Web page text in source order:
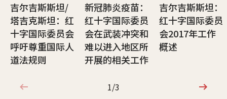
吉尔吉斯斯坦/
塔吉克斯坦：红
十字国际委员会
呼吁尊重国际人
道法规则
新冠肺炎疫苗：
红十字国际委员
会在武装冲突和
难以进入地区所
开展的相关工作
吉尔吉斯斯坦：
红十字国际委员
会2017年工作
概述
1/3
1/3